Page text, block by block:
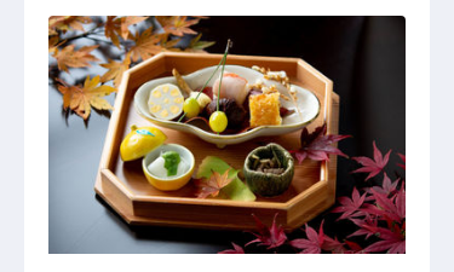
和食調理│未経験歓迎／個室寮・食
堂完備／月給27万～／賞与年2回